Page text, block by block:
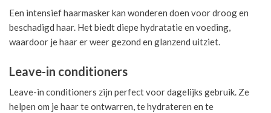
Een intensief haarmasker kan wonderen doen voor droog en
beschadigd haar. Het biedt diepe hydratatie en voeding,
waardoor je haar er weer gezond en glanzend uitziet.
Leave-in conditioners
Leave-in conditioners zijn perfect voor dagelijks gebruik. Ze
helpen om je haar te ontwarren, te hydrateren en te